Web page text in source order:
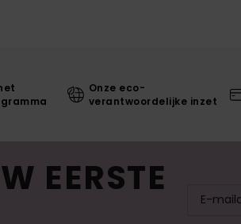
Onze eco-
verantwoordelijke inzet
EERSTE